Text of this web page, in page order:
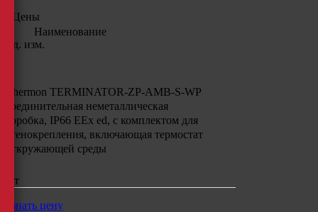
Цены
Наименование
Ед. изм.
Thermon TERMINATOR-ZP-AMB-S-WP
соединительная неметаллическая
коробка, IP66 EEx ed, с комплектом для
стенокрепления, включающая термостат
откружающей среды
шт
узнать цену